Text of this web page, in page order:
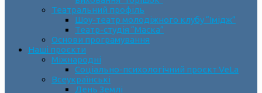
Театральний профіль
Шоу-театр молодіжного клубу “Імідж”
Театр-студія “Маска”
Основи програмування
Наші проєкти
Міжнародні
Соціально-психологічний проєкт VeLa
Всеукраїнські
День Землі